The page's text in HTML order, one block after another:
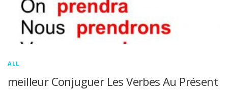
ALL
meilleur Conjuguer Les Verbes Au Présent